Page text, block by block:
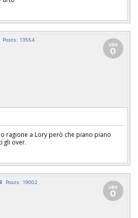
Posts: 13554
ragione a Lory però che piano piano
gli over.
Posts: 19002